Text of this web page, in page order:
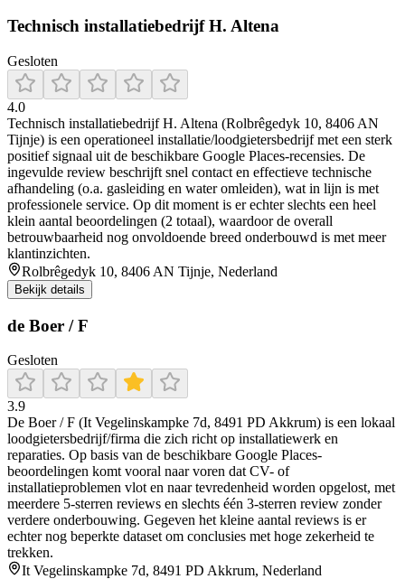
Technisch installatiebedrijf H. Altena
Gesloten
4.0
Technisch installatiebedrijf H. Altena (Rolbrêgedyk 10, 8406 AN
Tijnje) is een operationeel installatie/loodgietersbedrijf met een sterk
positief signaal uit de beschikbare Google Places-recensies. De
ingevulde review beschrijft snel contact en effectieve technische
afhandeling (o.a. gasleiding en water omleiden), wat in lijn is met
professionele service. Op dit moment is er echter slechts een heel
klein aantal beoordelingen (2 totaal), waardoor de overall
betrouwbaarheid nog onvoldoende breed onderbouwd is met meer
klantinzichten.
Rolbrêgedyk 10, 8406 AN Tijnje, Nederland
Bekijk details
de Boer / F
Gesloten
3.9
De Boer / F (It Vegelinskampke 7d, 8491 PD Akkrum) is een lokaal
loodgietersbedrijf/firma die zich richt op installatiewerk en
reparaties. Op basis van de beschikbare Google Places-
beoordelingen komt vooral naar voren dat CV- of
installatieproblemen vlot en naar tevredenheid worden opgelost, met
meerdere 5-sterren reviews en slechts één 3-sterren review zonder
verdere onderbouwing. Gegeven het kleine aantal reviews is er
echter nog beperkte dataset om conclusies met hoge zekerheid te
trekken.
It Vegelinskampke 7d, 8491 PD Akkrum, Nederland